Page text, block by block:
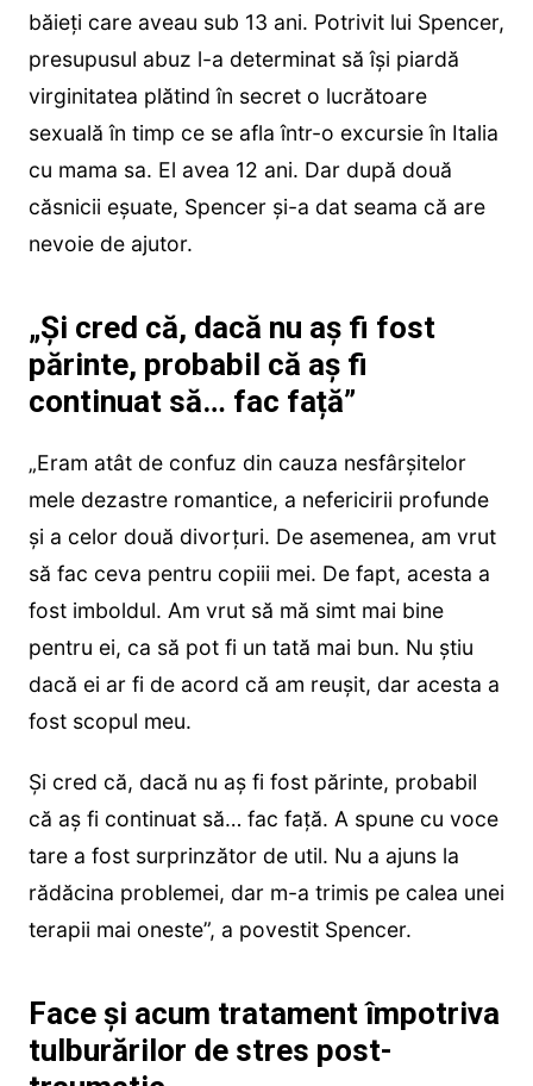
băieți care aveau sub 13 ani. Potrivit lui Spencer,
presupusul abuz l-a determinat să își piardă
virginitatea plătind în secret o lucrătoare
sexuală în timp ce se afla într-o excursie în Italia
cu mama sa. El avea 12 ani. Dar după două
căsnicii eșuate, Spencer și-a dat seama că are
nevoie de ajutor.
„Și cred că, dacă nu aș fi fost
părinte, probabil că aș fi
continuat să… fac față”
„Eram atât de confuz din cauza nesfârșitelor
mele dezastre romantice, a nefericirii profunde
și a celor două divorțuri. De asemenea, am vrut
să fac ceva pentru copiii mei. De fapt, acesta a
fost imboldul. Am vrut să mă simt mai bine
pentru ei, ca să pot fi un tată mai bun. Nu știu
dacă ei ar fi de acord că am reușit, dar acesta a
fost scopul meu.
Și cred că, dacă nu aș fi fost părinte, probabil
că aș fi continuat să… fac față. A spune cu voce
tare a fost surprinzător de util. Nu a ajuns la
rădăcina problemei, dar m-a trimis pe calea unei
terapii mai oneste”, a povestit Spencer.
Face și acum tratament împotriva
tulburărilor de stres post-